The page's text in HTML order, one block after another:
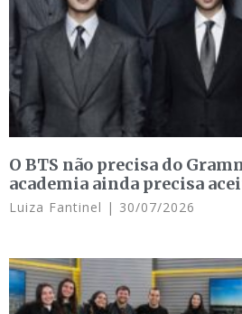
O BTS não precisa do
academia ainda precisa
Luiza Fantinel 30/07/2026